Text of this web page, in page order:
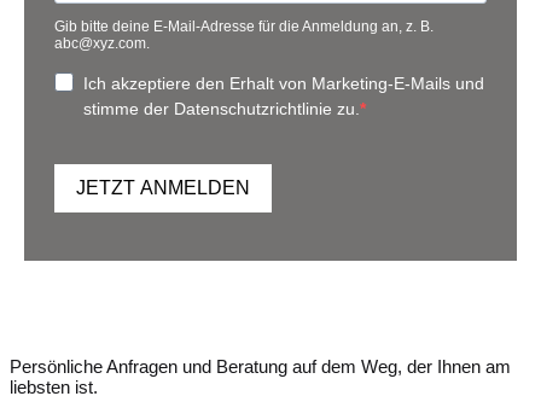
Gib bitte deine E-Mail-Adresse für die Anmeldung an, z. B.
abc@xyz.com.
Ich akzeptiere den Erhalt von Marketing-E-Mails und
stimme der Datenschutzrichtlinie zu.
JETZT ANMELDEN
Persönliche Anfragen und Beratung auf dem Weg, der Ihnen am
liebsten ist.